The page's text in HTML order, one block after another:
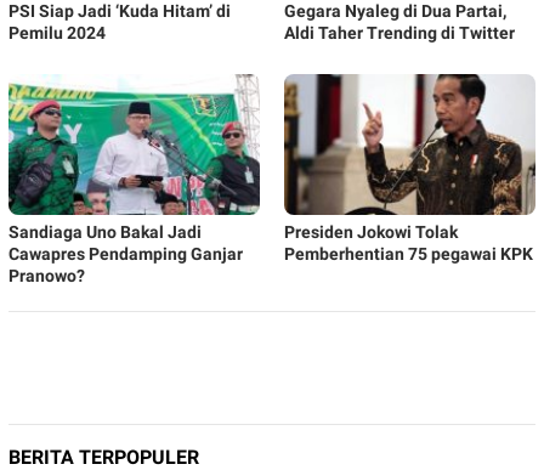
PSI Siap Jadi ‘Kuda Hitam’ di
Pemilu 2024
Gegara Nyaleg di Dua Partai,
Aldi Taher Trending di Twitter
Sandiaga Uno Bakal Jadi
Cawapres Pendamping Ganjar
Pranowo?
Presiden Jokowi Tolak
Pemberhentian 75 pegawai KPK
BERITA TERPOPULER